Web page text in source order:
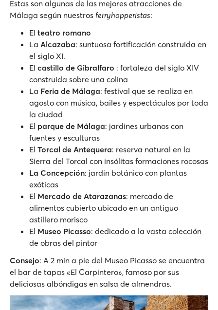
Estas son algunas de las mejores atracciones de
Málaga según nuestros ferryhopperistas:
El teatro romano
La Alcazaba: suntuosa fortificación construida en
el siglo XI.
El castillo de Gibralfaro : fortaleza del siglo XIV
construida sobre una colina
La Feria de Málaga: festival que se realiza en
agosto con música, bailes y espectáculos por toda
la ciudad
El parque de Málaga: jardines urbanos con
fuentes y esculturas
El Torcal de Antequera: reserva natural en la
Sierra del Torcal con insólitas formaciones rocosas
La Concepción: jardín botánico con plantas
exóticas
El Mercado de Atarazanas: mercado de
alimentos cubierto ubicado en un antiguo
astillero morisco
El Museo Picasso: dedicado a la vasta colección
de obras del pintor
Consejo: A 2 min a pie del Museo Picasso se encuentra
el bar de tapas «El Carpintero», famoso por sus
deliciosas albóndigas en salsa de almendras.